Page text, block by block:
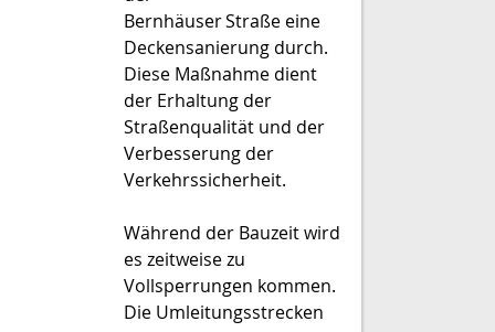
Bernhäuser Straße eine
Deckensanierung durch.
Diese Maßnahme dient
der Erhaltung der
Straßenqualität und der
Verbesserung der
Verkehrssicherheit.
Während der Bauzeit wird
es zeitweise zu
Vollsperrungen kommen.
Die Umleitungsstrecken